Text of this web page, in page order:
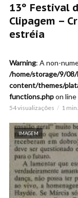
13º Festival
Clipagem –
estréia
Warning: A non-
/home/storage/9/08/
content/themes/
functions.phpon line
54 visualizações 1
IMAGEM